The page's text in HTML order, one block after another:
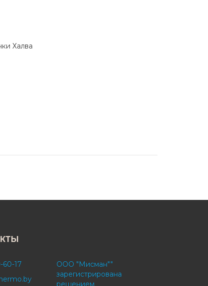
Халва
60-17
ООО "Мисман""
зарегистрирована
решением